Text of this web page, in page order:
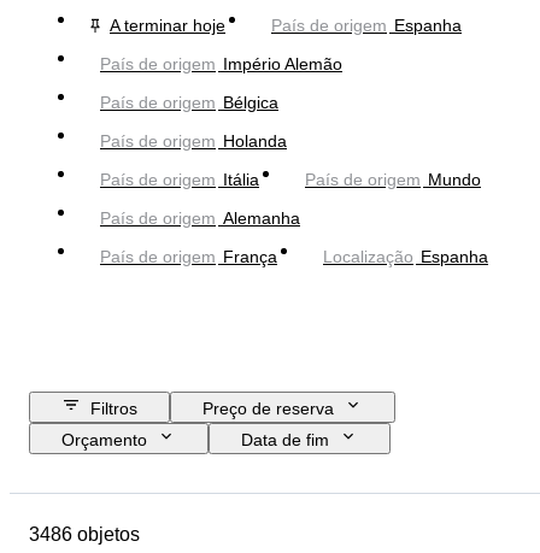
A terminar hoje
País de origem Espanha
País de origem Império Alemão
País de origem Bélgica
País de origem Holanda
País de origem Itália País de origem Mundo
País de origem Alemanha
País de origem França Localização Espanha
Filtros
Preço de reserva
Orçamento
Data de fim
Género
3486 objetos